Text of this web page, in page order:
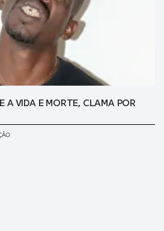
A VIDA E MORTE, CLAMA POR